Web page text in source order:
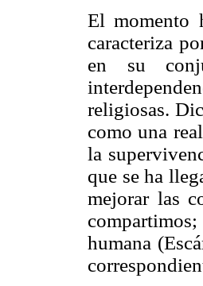
El momento
caracteriza
en su
religiosas.
como una
la
que se ha
mejorar las
humana